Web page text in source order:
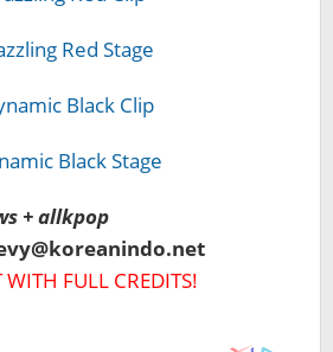
Red Stage
Black Clip
Black Stage
+ allkpop
WITH FULL CREDITS!